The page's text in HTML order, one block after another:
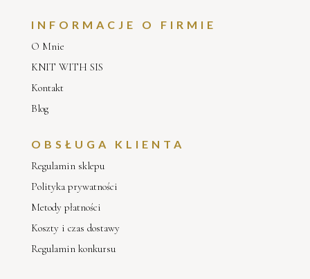
INFORMACJE O FIRMIE
O Mnie
KNIT WITH SIS
Kontakt
Blog
OBSŁUGA KLIENTA
Regulamin sklepu
Polityka prywatności
Metody płatności
Koszty i czas dostawy
Regulamin konkursu